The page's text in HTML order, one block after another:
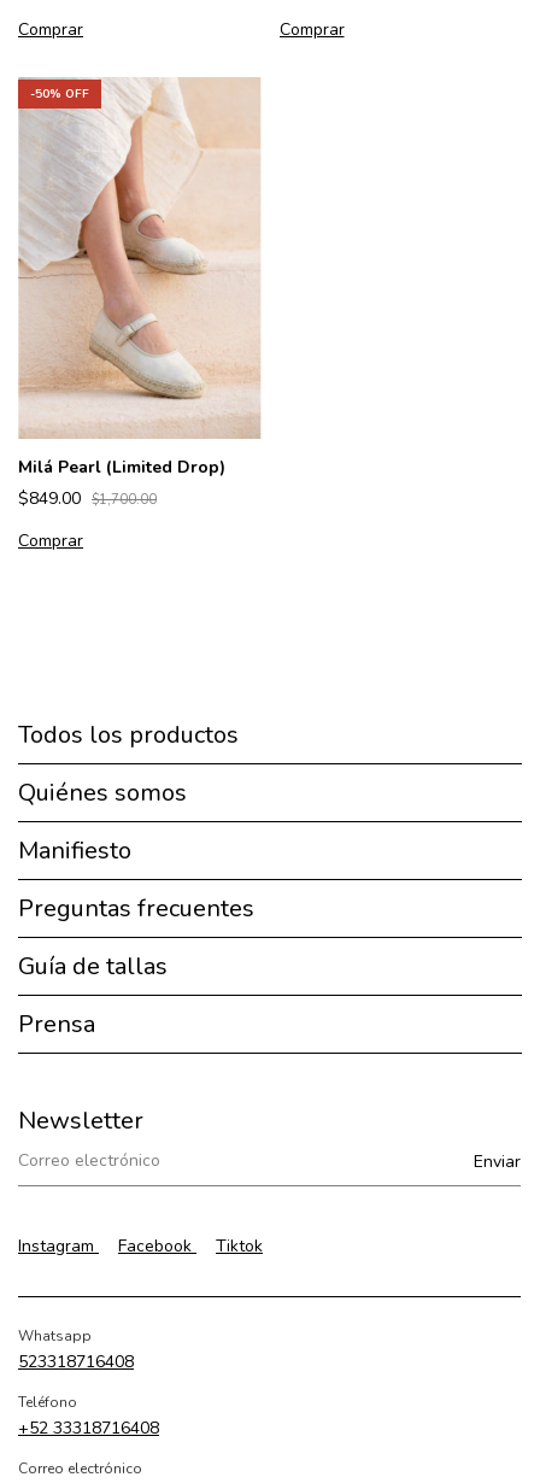
Comprar Comprar
-50% OFF
Milá Pearl (Limited Drop)
$849.00 $1,700.00
Comprar
Todos los productos
Quiénes somos
Manifiesto
Preguntas frecuentes
Guía de tallas
Prensa
Newsletter
Instagram Facebook Tiktok
Whatsapp
523318716408
Teléfono
+52 33318716408
Correo electrónico